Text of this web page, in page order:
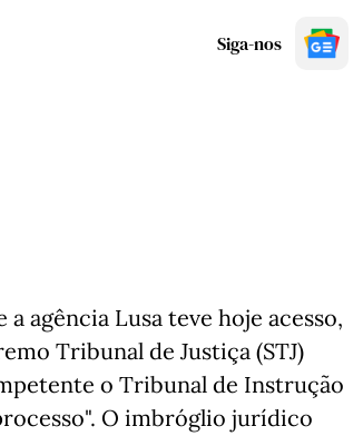
Siga-nos
agência Lusa teve hoje acesso,
Tribunal de Justiça (STJ)
o Tribunal de Instrução
O imbróglio jurídico